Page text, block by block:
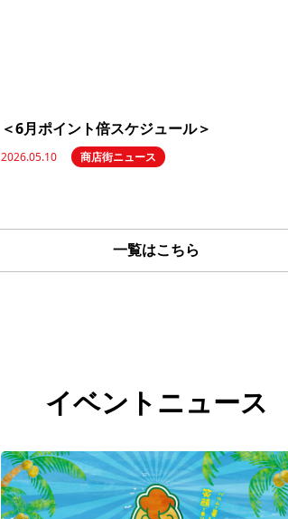
＜6月ポイント倍スケジュール＞
2026.05.10 商店街ニュース
一覧はこちら
イベントニュース